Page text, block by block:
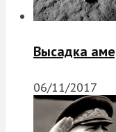
Высадка
06/11/2017